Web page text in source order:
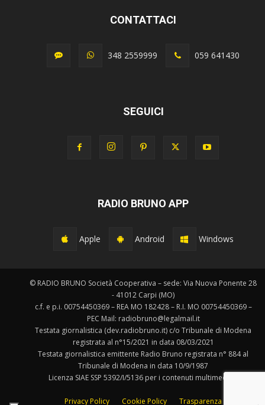
CONTATTACI
348 2559999 059 641430
SEGUICI
RADIO BRUNO APP
Apple Android Windows
© RADIO BRUNO Società Cooperativa – sede: Via Nuova Ponente 28
- 41012 Carpi (MO)
c.f. e p.i. 00754450369 – REA MO 182428 – R.I. MO 00754450369 –
PEC Mail: radiobruno@legalmail.it
Testata giornalistica (dev.radiobruno.it) c/o Tribunale di Modena
registrata al n°15/2021 in data 08/03/2021
Testata giornalistica emittente Radio Bruno registrata n° 884 al
Tribunale di Modena in data 10/9/1987
Licenza SIAE SSP 5392/I/5136 per i contenuti multimediali.
Privacy Policy Cookie Policy Trasparenza